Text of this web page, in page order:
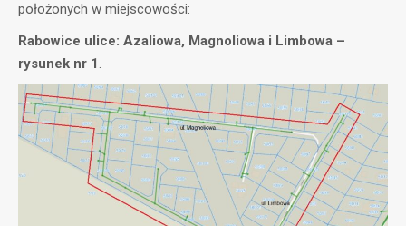
położonych w miejscowości:
Rabowice ulice: Azaliowa, Magnoliowa i Limbowa –
rysunek nr 1 .